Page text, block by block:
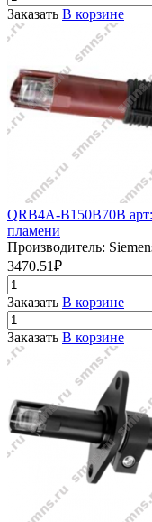
Заказать В корзине
QRB4A-B150B70B
пламени
Производитель:
3470.51₽
Заказать В корзине
Заказать В корзине